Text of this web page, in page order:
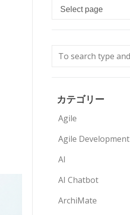
Languages
カテゴリー
Agile
Agile Development
AI
AI Chatbot
ArchiMate